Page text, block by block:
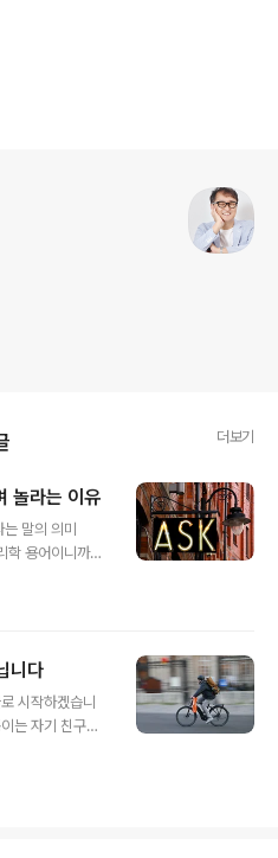
더보기
놀라는 이유
말의 의미
학 용어이니까
은 하늘을 찌르
남들에게 '질
고 자신만만하
으면 어떻게 되
'을 알지 못하
니다
시작하겠습니
는 자기 친구들
라 상황이 바